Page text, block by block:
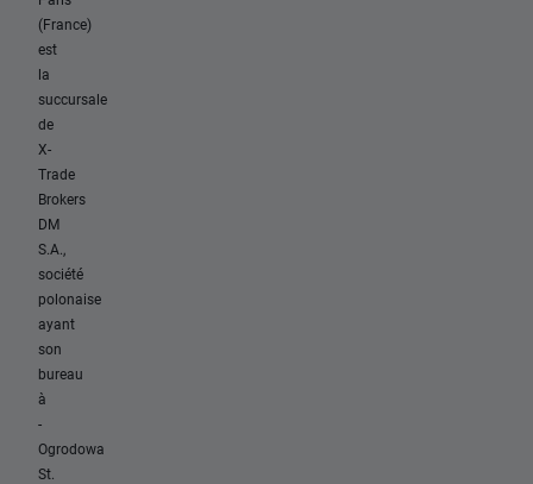
(France)
est
la
succursale
de
X-
Trade
Brokers
DM
S.A.,
société
polonaise
ayant
son
bureau
à
-
Ogrodowa
St.